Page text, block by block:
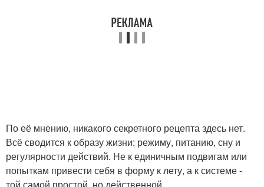
По её мнению, никакого секретного рецепта здесь нет.
Всё сводится к образу жизни: режиму, питанию, сну и
регулярности действий. Не к единичным подвигам или
попыткам привести себя в форму к лету, а к системе -